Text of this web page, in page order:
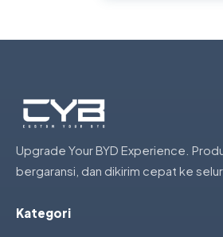
Upgrade Your BYD Experience.
bergaransi, dan dikirim cepat ke
Kategori